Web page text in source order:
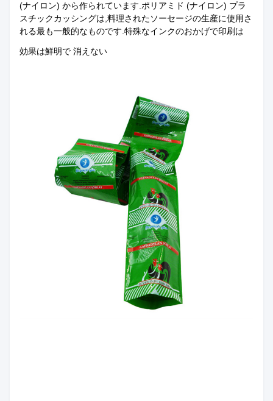
(ナイロン) から作られています.ポリアミド (ナイロン) プラ
スチックカッシングは,料理されたソーセージの生産に使用さ
れる最も一般的なものです.特殊なインクのおかげで印刷は
効果は鮮明で 消えない